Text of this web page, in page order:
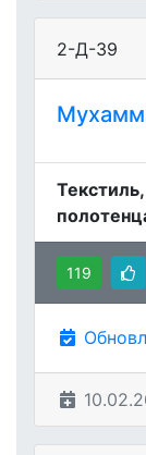
2-Д-39
119